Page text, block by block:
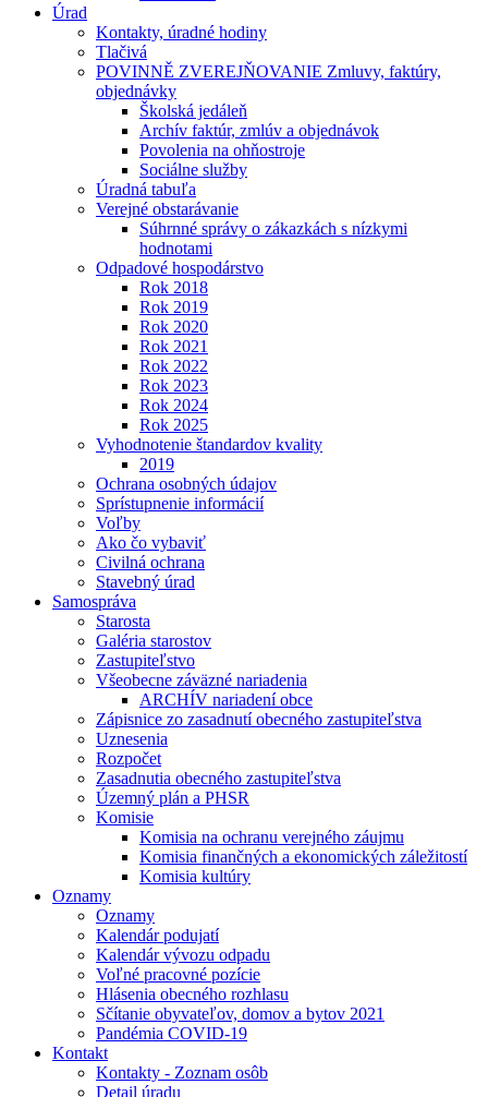
Úrad
Kontakty, úradné hodiny
Tlačivá
POVINNĚ ZVEREJŇOVANIE Zmluvy, faktúry,
objednávky
Školská jedáleň
Archív faktúr, zmlúv a objednávok
Povolenia na ohňostroje
Sociálne služby
Úradná tabuľa
Verejné obstarávanie
Súhrnné správy o zákazkách s nízkymi
hodnotami
Odpadové hospodárstvo
Rok 2018
Rok 2019
Rok 2020
Rok 2021
Rok 2022
Rok 2023
Rok 2024
Rok 2025
Vyhodnotenie štandardov kvality
2019
Ochrana osobných údajov
Sprístupnenie informácií
Voľby
Ako čo vybaviť
Civilná ochrana
Stavebný úrad
Samospráva
Starosta
Galéria starostov
Zastupiteľstvo
Všeobecne záväzné nariadenia
ARCHÍV nariadení obce
Zápisnice zo zasadnutí obecného zastupiteľstva
Uznesenia
Rozpočet
Zasadnutia obecného zastupiteľstva
Územný plán a PHSR
Komisie
Komisia na ochranu verejného záujmu
Komisia finančných a ekonomických záležitostí
Komisia kultúry
Oznamy
Oznamy
Kalendár podujatí
Kalendár vývozu odpadu
Voľné pracovné pozície
Hlásenia obecného rozhlasu
Sčítanie obyvateľov, domov a bytov 2021
Pandémia COVID-19
Kontakt
Kontakty - Zoznam osôb
Detail úradu